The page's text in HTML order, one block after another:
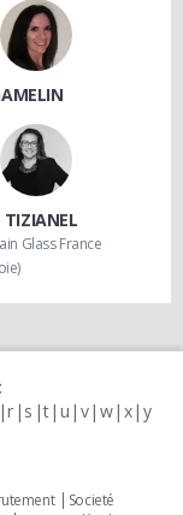
Glass France
r s t u v w x y
Societé